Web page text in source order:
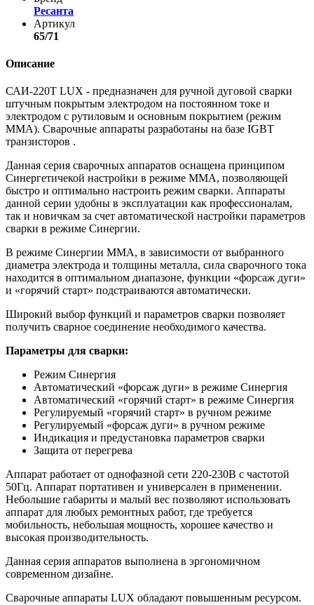
Ресанта
Артикул
65/71
Описание
САИ-220T LUX - предназначен для ручной дуговой сварки
штучным покрытым электродом на постоянном токе и
электродом с рутиловым и основным покрытием (режим
ММА). Сварочные аппараты разработаны на базе IGBT
транзисторов .
Данная серия сварочных аппаратов оснащена принципом
Синергетичекой настройки в режиме ММА, позволяющей
быстро и оптимально настроить режим сварки. Аппараты
данной серии удобны в эксплуатации как профессионалам,
так и новичкам за счет автоматической настройки параметров
сварки в режиме Синергии.
В режиме Синергии ММА, в зависимости от выбранного
диаметра электрода и толщины металла, сила сварочного тока
находится в оптимальном диапазоне, функции «форсаж дуги»
и «горячий старт» подстраиваются автоматически.
Широкий выбор функций и параметров сварки позволяет
получить сварное соединение необходимого качества.
Параметры для сварки:
Режим Синергия
Автоматический «форсаж дуги» в режиме Синергия
Автоматический «горячий старт» в режиме Синергия
Регулируемый «горячий старт» в ручном режиме
Регулируемый «форсаж дуги» в ручном режиме
Индикация и предустановка параметров сварки
Защита от перегрева
Аппарат работает от однофазной сети 220-230В с частотой
50Гц. Аппарат портативен и универсален в применении.
Небольшие габариты и малый вес позволяют использовать
аппарат для любых ремонтных работ, где требуется
мобильность, небольшая мощность, хорошее качество и
высокая производительность.
Данная серия аппаратов выполнена в эргономичном
современном дизайне.
Сварочные аппараты LUX обладают повышенным ресурсом.